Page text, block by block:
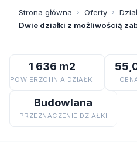
Strona główna › Oferty ›
Dwie działki z możliwością
1 636 m2
POWIERZCHNIA DZIAŁKI
Budowlana
PRZEZNACZENIE DZIAŁKI